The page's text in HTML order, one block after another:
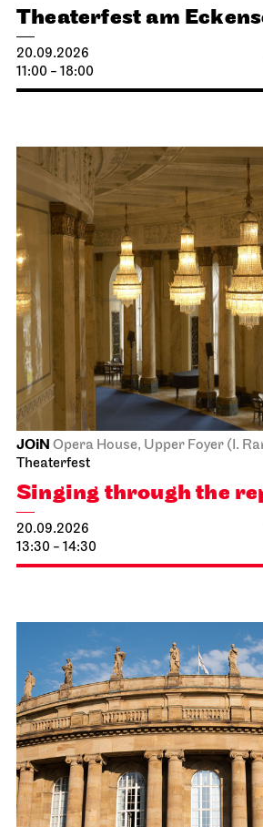
Theaterfest am
20.09.2026
11:00 - 18:00
JOiN Opera House, Upper Foyer (I.
Theaterfest
Singing through the
20.09.2026
13:30 - 14:30